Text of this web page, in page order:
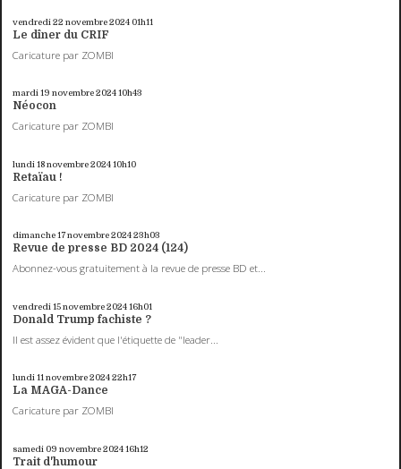
vendredi 22 novembre 2024 01h11
Le dîner du CRIF
Caricature par ZOMBI
mardi 19 novembre 202410h43
Néocon
Caricature par ZOMBI
lundi 18novembre 202410h10
Retaïau !
Caricature par ZOMBI
dimanche 17novembre 202423h03
Revue de presse BD 2024 (124)
Abonnez-vous gratuitement à la revue de presse BD et...
vendredi 15novembre 202416h01
Donald Trump fachiste ?
Il est assez évident que l'étiquette de "leader...
lundi 11novembre 202422h17
La MAGA-Dance
Caricature par ZOMBI
samedi 09 novembre 202416h12
Trait d'humour